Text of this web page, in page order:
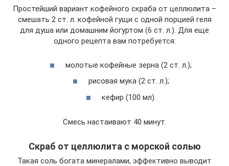
Простейший вариант кофейного скраба от целлюлита –
смешать 2 ст. л. кофейной гущи с одной порцией геля
для душа или домашним йогуртом (6 ст. л.). Для еще
одного рецепта вам потребуется:
молотые кофейные зерна (2 ст. л.);
рисовая мука (2 ст. л.);
кефир (100 мл).
Смесь настаивают 40 минут.
Скраб от целлюлита с морской солью
Такая соль богата минералами, эффективно выводит